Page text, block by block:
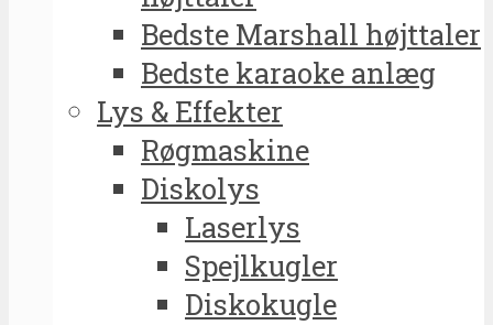
Bedste Marshall højttaler
Bedste karaoke anlæg
Lys & Effekter
Røgmaskine
Diskolys
Laserlys
Spejlkugler
Diskokugle